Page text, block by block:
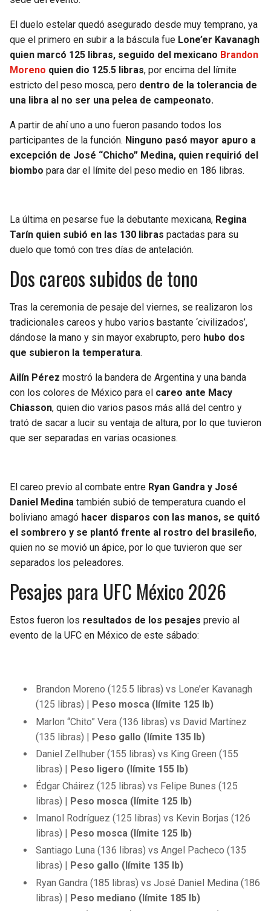
El duelo estelar quedó asegurado desde muy temprano, ya
que el primero en subir a la báscula fue Lone’er Kavanagh
quien marcó 125 libras, seguido del mexicano Brandon
Moreno quien dio 125.5 libras, por encima del límite
estricto del peso mosca, pero dentro de la tolerancia de
una libra al no ser una pelea de campeonato.
A partir de ahí uno a uno fueron pasando todos los
participantes de la función. Ninguno pasó mayor apuro a
excepción de José “Chicho” Medina, quien requirió del
biombo para dar el límite del peso medio en 186 libras.
La última en pesarse fue la debutante mexicana, Regina
Tarín quien subió en las 130 libras pactadas para su
duelo que tomó con tres días de antelación.
Dos careos subidos de tono
Tras la ceremonia de pesaje del viernes, se realizaron los
tradicionales careos y hubo varios bastante ‘civilizados’,
dándose la mano y sin mayor exabrupto, pero hubo dos
que subieron la temperatura.
Ailín Pérez mostró la bandera de Argentina y una banda
con los colores de México para el careo ante Macy
Chiasson, quien dio varios pasos más allá del centro y
trató de sacar a lucir su ventaja de altura, por lo que tuvieron
que ser separadas en varias ocasiones.
El careo previo al combate entre Ryan Gandra y José
Daniel Medina también subió de temperatura cuando el
boliviano amagó hacer disparos con las manos, se quitó
el sombrero y se plantó frente al rostro del brasileño,
quien no se movió un ápice, por lo que tuvieron que ser
separados los peleadores.
Pesajes para UFC México 2026
Estos fueron los resultados de los pesajes previo al
evento de la UFC en México de este sábado:
Brandon Moreno (125.5 libras) vs Lone’er Kavanagh
(125 libras) |
Peso mosca (límite 125 lb)
Marlon “Chito” Vera (136 libras) vs David Martínez
(135 libras) | Peso gallo (límite 135 lb)
Daniel Zellhuber (155 libras) vs King Green (155
libras) | Peso ligero (límite 155 lb)
Édgar Cháirez (125 libras) vs Felipe Bunes (125
libras) | Peso mosca (límite 125 lb)
Imanol Rodríguez (125 libras) vs Kevin Borjas (126
libras) | Peso mosca (límite 125 lb)
Santiago Luna (136 libras) vs Angel Pacheco (135
libras) |
Peso gallo (límite 135 lb)
Ryan Gandra (185 libras) vs José Daniel Medina (186
libras) | Peso mediano (límite 185 lb)